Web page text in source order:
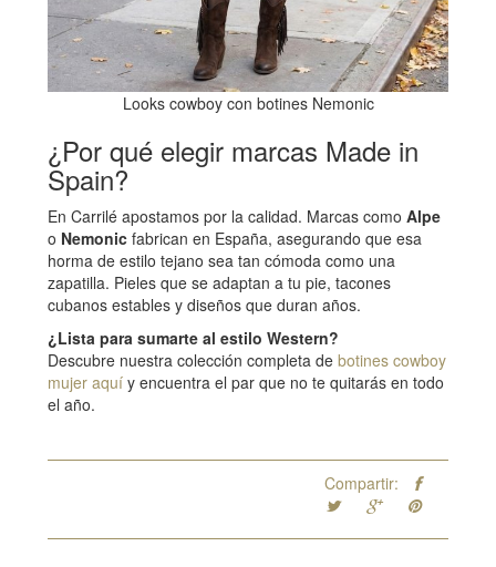
Looks cowboy con botines Nemonic
¿Por qué elegir marcas Made in
Spain?
En Carrilé apostamos por la calidad. Marcas comoAlpe
o Nemonic fabrican en España, asegurando que esa
horma de estilo tejano sea tan cómoda como una
zapatilla. Pieles que se adaptan a tu pie, tacones
cubanos estables y diseños que duran años.
¿Lista para sumarte al estilo Western?
Descubre nuestra colección completa debotines cowboy
mujer aquí y encuentra el par que no te quitarás en todo
el año.
Compartir: